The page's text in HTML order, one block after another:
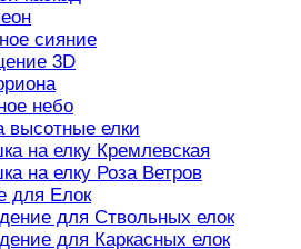
сияние
3D
небо
высотные елки
на елку Кремлевская
на елку Роза Ветров
для Елок
для Ствольных елок
для Каркасных елок